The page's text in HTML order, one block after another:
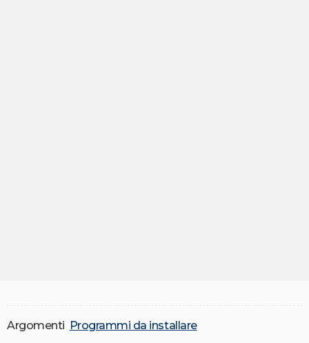
Argomenti Programmi da installare